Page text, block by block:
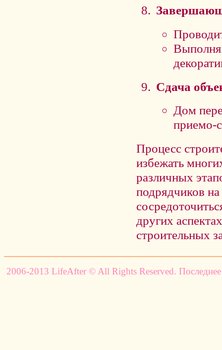
Сдача
Дом
приемо-
Процесс
избежать
различных
подрядчиков
других
строительных
2006-2013 LifeAfter © All Rights Reserved.